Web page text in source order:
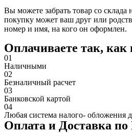
Вы можете забрать товар со склада
покупку может ваш друг или
номер и имя, на кого он оформлен.
Оплачиваете так, как
01
Наличными
02
Безналичный расчет
03
Банковской картой
04
Любая система налого- обложения
Оплата и Доставка по